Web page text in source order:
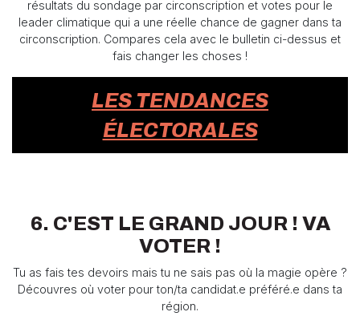
résultats du sondage par circonscription et votes pour le
leader climatique qui a une réelle chance de gagner dans ta
circonscription. Compares cela avec le bulletin ci-dessus et
fais changer les choses !
LES TENDANCES
ÉLECTORALES
6. C'EST LE GRAND JOUR ! VA
VOTER !
Tu as fais tes devoirs mais tu ne sais pas où la magie opère ?
Découvres où voter pour ton/ta candidat.e préféré.e dans ta
région.